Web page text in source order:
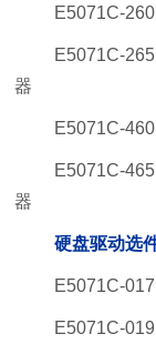
E5071C-
E5071C-
器
E5071C-
E5071C-
器
硬盘驱动选
E5071C-
E5071C-